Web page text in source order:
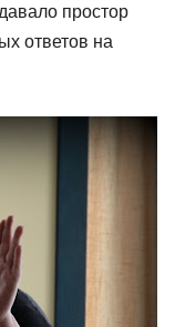
простор
ответов на